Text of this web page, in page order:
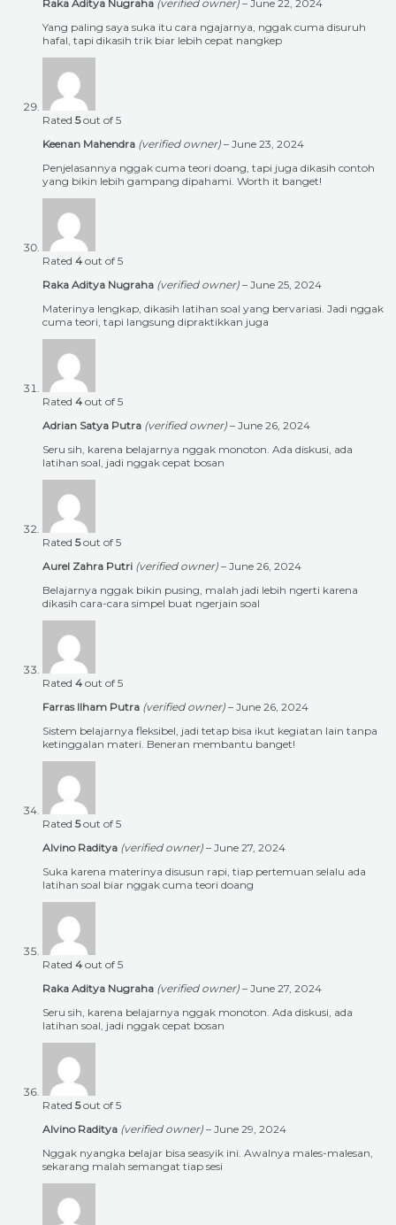
Raka Aditya Nugraha (verified owner) – June 22, 2024
Yang paling saya suka itu cara ngajarnya, nggak cuma disuruh
hafal, tapi dikasih trik biar lebih cepat nangkep
Rated 5out of 5
Keenan Mahendra (verified owner) – June 23, 2024
Penjelasannya nggak cuma teori doang, tapi juga dikasih contoh
yang bikin lebih gampang dipahami. Worth it banget!
Rated 4 out of 5
Raka Aditya Nugraha (verified owner) – June 25, 2024
Materinya lengkap, dikasih latihan soal yang bervariasi. Jadi nggak
cuma teori, tapi langsung dipraktikkan juga
Rated 4 out of 5
Adrian Satya Putra (verified owner) – June 26, 2024
Seru sih, karena belajarnya nggak monoton. Ada diskusi, ada
latihan soal, jadi nggak cepat bosan
Rated 5out of 5
Aurel Zahra Putri (verified owner) – June 26, 2024
Belajarnya nggak bikin pusing, malah jadi lebih ngerti karena
dikasih cara-cara simpel buat ngerjain soal
Rated 4 out of 5
Farras Ilham Putra (verified owner) – June 26, 2024
Sistem belajarnya fleksibel, jadi tetap bisa ikut kegiatan lain tanpa
ketinggalan materi. Beneran membantu banget!
Rated 5out of 5
Alvino Raditya (verified owner) – June 27, 2024
Suka karena materinya disusun rapi, tiap pertemuan selalu ada
latihan soal biar nggak cuma teori doang
Rated 4 out of 5
Raka Aditya Nugraha (verified owner) – June 27, 2024
Seru sih, karena belajarnya nggak monoton. Ada diskusi, ada
latihan soal, jadi nggak cepat bosan
Rated 5out of 5
Alvino Raditya (verified owner) – June 29, 2024
Nggak nyangka belajar bisa seasyik ini. Awalnya males-malesan,
sekarang malah semangat tiap sesi